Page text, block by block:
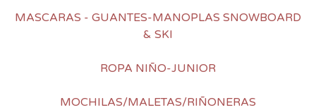
MASCARAS - GUANTES-MANOPLAS SNOWBOARD
& SKI
ROPA NIÑO-JUNIOR
MOCHILAS/MALETAS/RIÑONERAS